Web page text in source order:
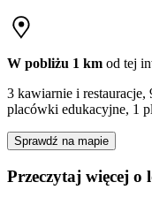
W pobliżu 1 km od tej
3 kawiarnie i
placówki edukacyjne, 1
Sprawdź na mapie
Przeczytaj więcej o